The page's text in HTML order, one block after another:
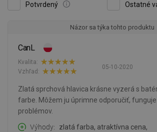
Potvrdený Ostatné
Názor sa týka tohto produktu
CanL
05-10-2020
Kvalita:
Vzhľad:
Zlatá sprchová hlavica krásne vyzerá s
farbe. Môžem ju úprimne odporučiť,
problémov.
Výhody
zlatá farba, atraktívna cena,